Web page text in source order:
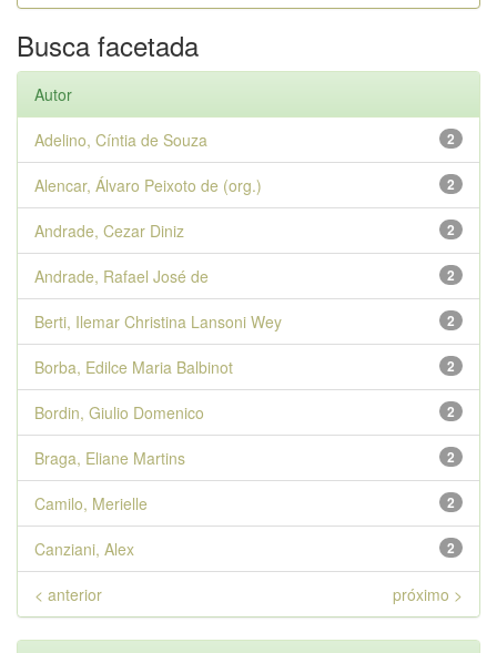
Busca facetada
Autor
2
Adelino, Cíntia de Souza
2
Alencar, Álvaro Peixoto de (org.)
2
Andrade, Cezar Diniz
2
Andrade, Rafael José de
2
Berti, Ilemar Christina Lansoni Wey
2
Borba, Edilce Maria Balbinot
2
Bordin, Giulio Domenico
2
Braga, Eliane Martins
2
Camilo, Merielle
2
Canziani, Alex
< anterior próximo >